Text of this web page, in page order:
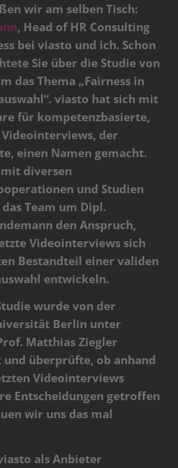
wir am selben Tisch:
, Head of HR Consulting
bei viasto und ich. Schon
Sie über die Studie von
das Thema „Fairness in
viasto hat sich mit
für kompetenzbasierte,
der
einen Namen gemacht.
diversen
und Studien
Team um Dipl.
den Anspruch,
Videointerviews sich
Bestandteil einer validen
entwickeln.
wurde von der
Berlin unter
Matthias Ziegler
überprüfte, ob anhand
Videointerviews
Entscheidungen getroffen
wir uns das mal
als Anbieter